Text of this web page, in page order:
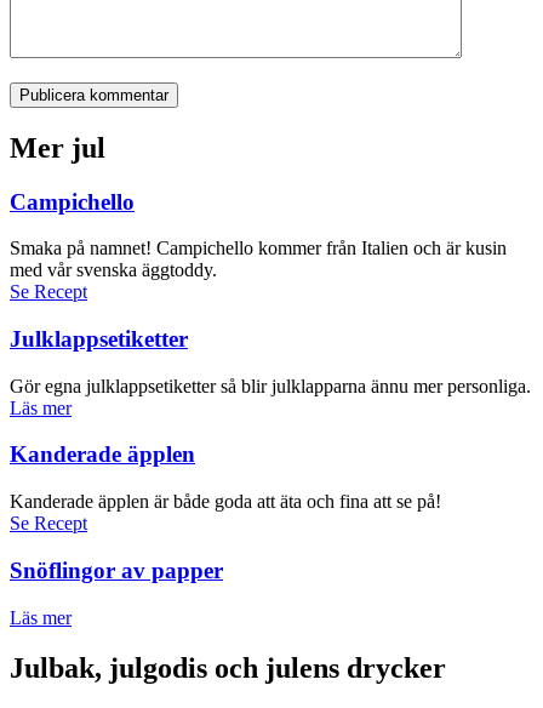
Publicera kommentar
Mer jul
Campichello
Smaka på namnet! Campichello kommer från Italien och är kusin
med vår svenska äggtoddy.
Se Recept
Julklappsetiketter
Gör egna julklappsetiketter så blir julklapparna ännu mer personliga.
Läs mer
Kanderade äpplen
Kanderade äpplen är både goda att äta och fina att se på!
Se Recept
Snöflingor av papper
Läs mer
Julbak, julgodis och julens drycker